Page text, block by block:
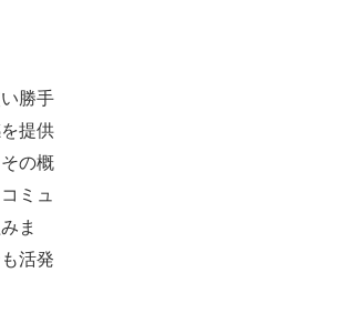
勝手
提供
の概
ミュ
ま
活発